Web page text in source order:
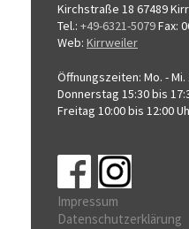
Kirchstraße 18 67489
Tel.: +49-6321-5079Fax:
Web: Kirrweiler
Öffnungszeiten: Mo. -
Donnerstag 15:30 bis
Freitag 10:00 bis 12:00
Impressum
Datenschutzerklärung